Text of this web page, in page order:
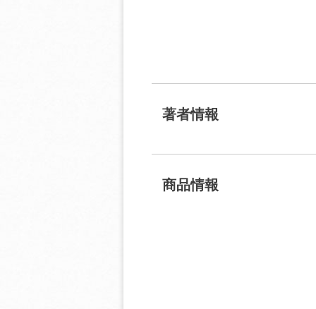
著者情報
商品情報